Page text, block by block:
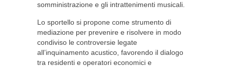
somministrazione e gli intrattenimenti musicali.
Lo sportello si propone come strumento di
mediazione per prevenire e risolvere in modo
condiviso le controversie legate
all’inquinamento acustico, favorendo il dialogo
tra residenti e operatori economici e